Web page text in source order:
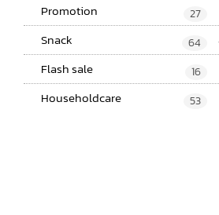
Promotion 27
Snack 64
Flash sale 16
Householdcare 53